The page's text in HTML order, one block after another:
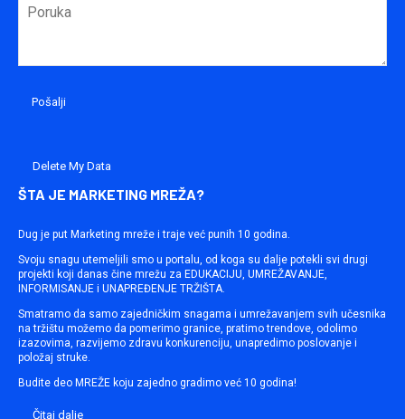
Delete My Data
ŠTA JE MARKETING MREŽA?
Dug je put Marketing mreže i traje već punih 10 godina.
Svoju snagu utemeljili smo u portalu, od koga su dalje potekli svi drugi
projekti koji danas čine mrežu za EDUKACIJU, UMREŽAVANJE,
INFORMISANJE i UNAPREĐENJE TRŽIŠTA.
Smatramo da samo zajedničkim snagama i umrežavanjem svih učesnika
na tržištu možemo da pomerimo granice, pratimo trendove, odolimo
izazovima, razvijemo zdravu konkurenciju, unapredimo poslovanje i
položaj struke.
Budite deo MREŽE koju zajedno gradimo već 10 godina!
Čitaj dalje